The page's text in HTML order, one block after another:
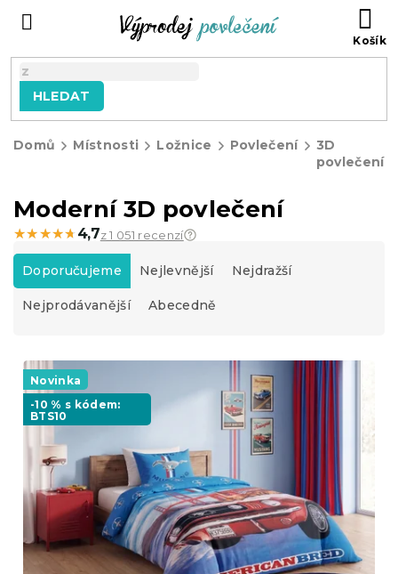
HLEDAT
Domů Místnosti Ložnice Povlečení
3D
povlečení
Moderní 3D povlečení
★★★★★
★★★★★ 4,7z 1 051 recenzí
Ř
z
e
p
d
ů
Doporučujeme Nejlevnější Nejdražší
Nejprodávanější Abecedně
V
p
o
u
k
Novinka
-10 % s kódem:
BTS10